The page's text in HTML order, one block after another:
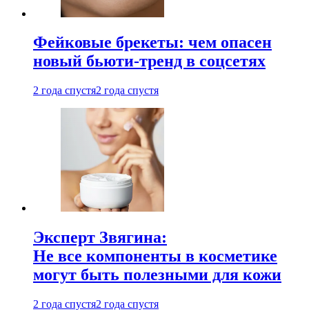
Фейковые брекеты: чем опасен
новый бьюти-тренд в соцсетях
2 года спустя2 года спустя
Эксперт Звягина:
Не все компоненты в косметике
могут быть полезными для кожи
2 года спустя2 года спустя